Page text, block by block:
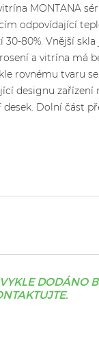
MONTANA
odpovídající
80%. Vnější
a vitrína má
rovnému tvaru
designu zařízení
Dolní část
DODÁNO